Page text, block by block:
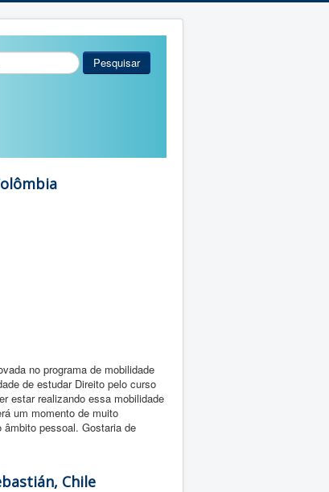
Pesquisar
no programa de mobilidade
de estudar Direito pelo curso
estar realizando essa mobilidade
um momento de muito
pessoal. Gostaria de
Chile